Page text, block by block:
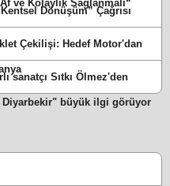
ve Kolaylık Sağlanmalı“
Dönüşüm” Çağrısı
Çekilişi: Hedef Motor'dan
sanatçı Sıtkı Ölmez'den
Diyarbekir" büyük ilgi görüyor